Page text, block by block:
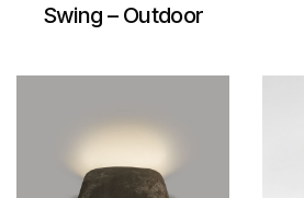
Swing – Outdoor